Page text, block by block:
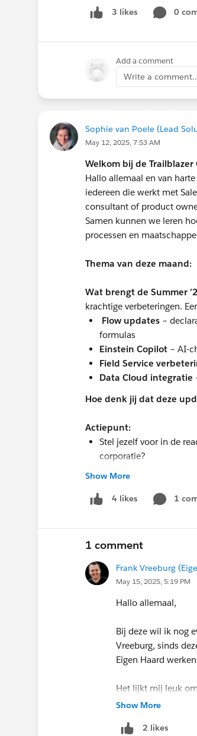
3 likes 0
Add a comment
Write a
Sophie van Poele (Lead
May 12, 2025, 7:53 AM
Welkom bij de
Hallo allemaal en van
iedereen die werkt met
consultant of product
Samen kunnen we leren
processen en
Thema van deze maand:
Wat brengt de Summer
krachtige verbeteringen.
Flow updates –
formulas
Einstein Copilot – AI-
Field Service
Data Cloud integratie
Hoe denk jij dat deze
Actiepunt:
Stel jezelf voor in de
corporatie?
Houd deze groep in
Groet,
Show More
4 likes 1
1 comment
Frank Vreeburg
May 15, 2025, 5:19 PM
Hallo allemaal,
Bij deze wil ik nog
Vreeburg, sinds
Eigen Haard
Het lijkt mij leuk
Woningcorporaties
Groet, Frank
Show More
2 likes